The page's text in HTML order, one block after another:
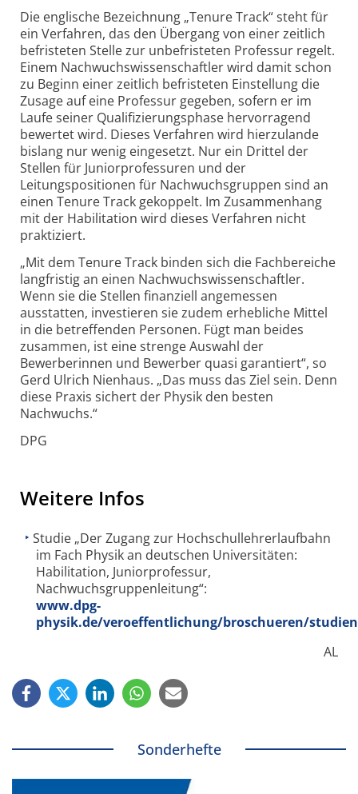
Die englische Bezeichnung „Tenure Track“ steht für
ein Verfahren, das den Übergang von einer zeitlich
befristeten Stelle zur unbefristeten Professur regelt.
Einem Nachwuchswissenschaftler wird damit schon
zu Beginn einer zeitlich befristeten Einstellung die
Zusage auf eine Professur gegeben, sofern er im
Laufe seiner Qualifizierungsphase hervorragend
bewertet wird. Dieses Verfahren wird hierzulande
bislang nur wenig eingesetzt. Nur ein Drittel der
Stellen für Juniorprofessuren und der
Leitungspositionen für Nachwuchsgruppen sind an
einen Tenure Track gekoppelt. Im Zusammenhang
mit der Habilitation wird dieses Verfahren nicht
praktiziert.
„Mit dem Tenure Track binden sich die Fachbereiche
langfristig an einen Nachwuchswissenschaftler.
Wenn sie die Stellen finanziell angemessen
ausstatten, investieren sie zudem erhebliche Mittel
in die betreffenden Personen. Fügt man beides
zusammen, ist eine strenge Auswahl der
Bewerberinnen und Bewerber quasi garantiert“, so
Gerd Ulrich Nienhaus. „Das muss das Ziel sein. Denn
diese Praxis sichert der Physik den besten
Nachwuchs.“
DPG
Weitere Infos
Studie „Der Zugang zur Hochschullehrerlaufbahn
im Fach Physik an deutschen Universitäten:
Habilitation, Juniorprofessur,
Nachwuchsgruppenleitung“:
www.dpg-
physik.de/veroeffentlichung/broschueren/
AL
Sonderhefte